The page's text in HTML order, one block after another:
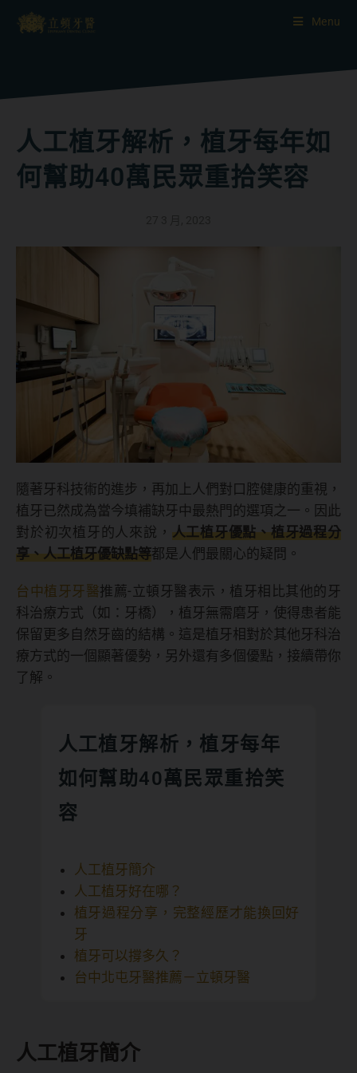
Menu
人工植牙解析，植牙每年如
何幫助40萬民眾重拾笑容
隨著牙科技術的進步，再加上人們對口腔健康的重視，
植牙已然成為當今填補缺牙中最熱門的選項之一。因此
對於初次植牙的人來說， 人工植牙優點、植牙過程分
享、人工植牙優缺點等都是人們最關心的疑問。
台中植牙牙醫推薦-立頓牙醫表示，植牙相比其他的牙
科治療方式（如：牙橋），植牙無需磨牙，使得患者能
保留更多自然牙齒的結構。這是植牙相對於其他牙科治
療方式的一個顯著優勢，另外還有多個優點，接續帶你
了解。
人工植牙解析，植牙每年
如何幫助40萬民眾重拾笑
容
人工植牙簡介
人工植牙好在哪？
植牙過程分享，完整經歷才能換回好
牙
植牙可以撐多久？
台中北屯牙醫推薦－立頓牙醫
人工植牙簡介